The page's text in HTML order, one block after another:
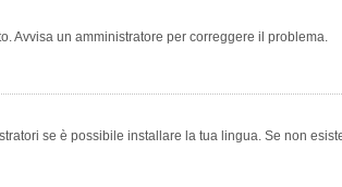
Avvisa un amministratore per correggere il problema.
se è possibile installare la tua lingua. Se non